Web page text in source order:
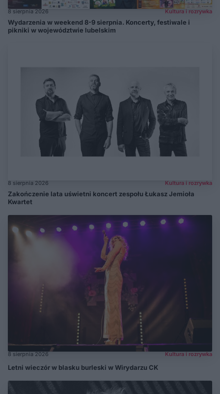
8 sierpnia 2026 Kultura i rozrywka
Wydarzenia w weekend 8-9 sierpnia. Koncerty, festiwale i
pikniki w województwie lubelskim
8 sierpnia 2026 Kultura i rozrywka
Zakończenie lata uświetni koncert zespołu Łukasz Jemioła
Kwartet
8 sierpnia 2026 Kultura i rozrywka
Letni wieczór w blasku burleski w Wirydarzu CK